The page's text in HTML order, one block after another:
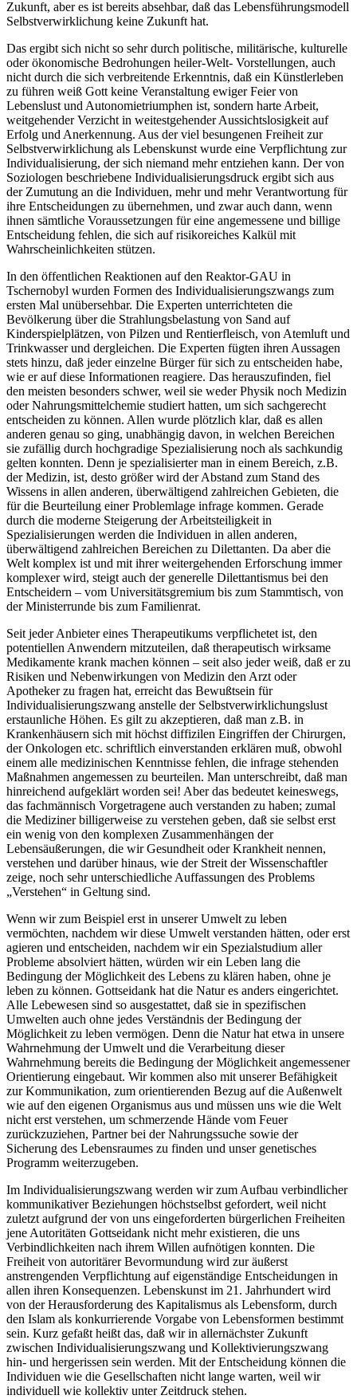
Zukunft, aber es ist bereits absehbar, daß das Lebensführungsmodell
Selbstverwirklichung keine Zukunft hat.
Das ergibt sich nicht so sehr durch politische, militärische, kulturelle
oder ökonomische Bedrohungen heiler-Welt- Vorstellungen, auch
nicht durch die sich verbreitende Erkenntnis, daß ein Künstlerleben
zu führen weiß Gott keine Veranstaltung ewiger Feier von
Lebenslust und Autonomietriumphen ist, sondern harte Arbeit,
weitgehender Verzicht in weitestgehender Aussichtslosigkeit auf
Erfolg und Anerkennung. Aus der viel besungenen Freiheit zur
Selbstverwirklichung als Lebenskunst wurde eine Verpflichtung zur
Individualisierung, der sich niemand mehr entziehen kann. Der von
Soziologen beschriebene Individualisierungsdruck ergibt sich aus
der Zumutung an die Individuen, mehr und mehr Verantwortung für
ihre Entscheidungen zu übernehmen, und zwar auch dann, wenn
ihnen sämtliche Voraussetzungen für eine angemessene und billige
Entscheidung fehlen, die sich auf risikoreiches Kalkül mit
Wahrscheinlichkeiten stützen.
In den öffentlichen Reaktionen auf den Reaktor-GAU in
Tschernobyl wurden Formen des Individualisierungszwangs zum
ersten Mal unübersehbar. Die Experten unterrichteten die
Bevölkerung über die Strahlungsbelastung von Sand auf
Kinderspielplätzen, von Pilzen und Rentierfleisch, von Atemluft und
Trinkwasser und dergleichen. Die Experten fügten ihren Aussagen
stets hinzu, daß jeder einzelne Bürger für sich zu entscheiden habe,
wie er auf diese Informationen reagiere. Das herauszufinden, fiel
den meisten besonders schwer, weil sie weder Physik noch Medizin
oder Nahrungsmittelchemie studiert hatten, um sich sachgerecht
entscheiden zu können. Allen wurde plötzlich klar, daß es allen
anderen genau so ging, unabhängig davon, in welchen Bereichen
sie zufällig durch hochgradige Spezialisierung noch als sachkundig
gelten konnten. Denn je spezialisierter man in einem Bereich, z.B.
der Medizin, ist, desto größer wird der Abstand zum Stand des
Wissens in allen anderen, überwältigend zahlreichen Gebieten, die
für die Beurteilung einer Problemlage infrage kommen. Gerade
durch die moderne Steigerung der Arbeitsteiligkeit in
Spezialisierungen werden die Individuen in allen anderen,
überwältigend zahlreichen Bereichen zu Dilettanten. Da aber die
Welt komplex ist und mit ihrer weitergehenden Erforschung immer
komplexer wird, steigt auch der generelle Dilettantismus bei den
Entscheidern – vom Universitätsgremium bis zum Stammtisch, von
der Ministerrunde bis zum Familienrat.
Seit jeder Anbieter eines Therapeutikums verpflichetet ist, den
potentiellen Anwendern mitzuteilen, daß therapeutisch wirksame
Medikamente krank machen können – seit also jeder weiß, daß er zu
Risiken und Nebenwirkungen von Medizin den Arzt oder
Apotheker zu fragen hat, erreicht das Bewußtsein für
Individualisierungszwang anstelle der Selbstverwirklichungslust
erstaunliche Höhen. Es gilt zu akzeptieren, daß man z.B. in
Krankenhäusern sich mit höchst diffizilen Eingriffen der Chirurgen,
der Onkologen etc. schriftlich einverstanden erklären muß, obwohl
einem alle medizinischen Kenntnisse fehlen, die infrage stehenden
Maßnahmen angemessen zu beurteilen. Man unterschreibt, daß man
hinreichend aufgeklärt worden sei! Aber das bedeutet keineswegs,
das fachmännisch Vorgetragene auch verstanden zu haben; zumal
die Mediziner billigerweise zu verstehen geben, daß sie selbst erst
ein wenig von den komplexen Zusammenhängen der
Lebensäußerungen, die wir Gesundheit oder Krankheit nennen,
verstehen und darüber hinaus, wie der Streit der Wissenschaftler
zeige, noch sehr unterschiedliche Auffassungen des Problems
„Verstehen“ in Geltung sind.
Wenn wir zum Beispiel erst in unserer Umwelt zu leben
vermöchten, nachdem wir diese Umwelt verstanden hätten, oder erst
agieren und entscheiden, nachdem wir ein Spezialstudium aller
Probleme absolviert hätten, würden wir ein Leben lang die
Bedingung der Möglichkeit des Lebens zu klären haben, ohne je
leben zu können. Gottseidank hat die Natur es anders eingerichtet.
Alle Lebewesen sind so ausgestattet, daß sie in spezifischen
Umwelten auch ohne jedes Verständnis der Bedingung der
Möglichkeit zu leben vermögen. Denn die Natur hat etwa in unsere
Wahrnehmung der Umwelt und die Verarbeitung dieser
Wahrnehmung bereits die Bedingung der Möglichkeit angemessener
Orientierung eingebaut. Wir kommen also mit unserer Befähigkeit
zur Kommunikation, zum orientierenden Bezug auf die Außenwelt
wie auf den eigenen Organismus aus und müssen uns wie die Welt
nicht erst verstehen, um schmerzende Hände vom Feuer
zurückzuziehen, Partner bei der Nahrungssuche sowie der
Sicherung des Lebensraumes zu finden und unser genetisches
Programm weiterzugeben.
Im Individualisierungszwang werden wir zum Aufbau verbindlicher
kommunikativer Beziehungen höchstselbst gefordert, weil nicht
zuletzt aufgrund der von uns eingeforderten bürgerlichen Freiheiten
jene Autoritäten Gottseidank nicht mehr existieren, die uns
Verbindlichkeiten nach ihrem Willen aufnötigen konnten. Die
Freiheit von autoritärer Bevormundung wird zur äußerst
anstrengenden Verpflichtung auf eigenständige Entscheidungen in
allen ihren Konsequenzen. Lebenskunst im 21. Jahrhundert wird
von der Herausforderung des Kapitalismus als Lebensform, durch
den Islam als konkurrierende Vorgabe von Lebensformen bestimmt
sein. Kurz gefaßt heißt das, daß wir in allernächster Zukunft
zwischen Individualisierungszwang und Kollektivierungszwang
hin- und hergerissen sein werden. Mit der Entscheidung können die
Individuen wie die Gesellschaften nicht lange warten, weil wir
individuell wie kollektiv unter Zeitdruck stehen.